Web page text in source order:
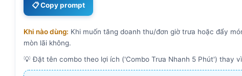
📋 Copy prompt
Khi nào dùng: Khi muốn tăng doanh thu/đơn giờ trưa hoặc đẩy
mòn lãi không.
💡 Đặt tên combo theo lợi ích ('Combo Trưa Nhanh 5 Phút') thay